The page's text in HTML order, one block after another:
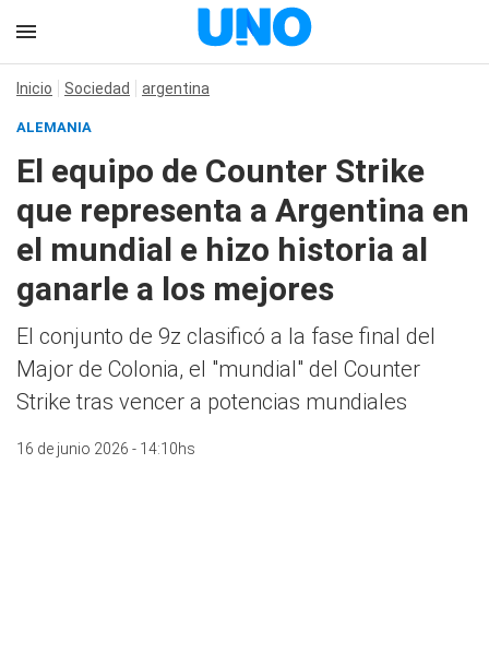
Inicio Sociedad argentina
ALEMANIA
El equipo de Counter Strike
que representa a Argentina en
el mundial e hizo historia al
ganarle a los mejores
El conjunto de 9z clasificó a la fase final del
Major de Colonia, el "mundial" del Counter
Strike tras vencer a potencias mundiales
16 de junio 2026 - 14:10hs